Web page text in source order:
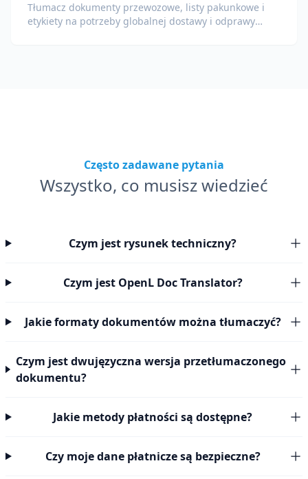
Tłumacz dokumenty przewozowe, listy pakunkowe i
etykiety na potrzeby globalnej dostawy i odprawy
Często zadawane pytania
Wszystko, co musisz wiedzieć
Czym jest rysunek techniczny?
Czym jest OpenL Doc Translator?
Jakie formaty dokumentów można tłumaczyć?
Czym jest dwujęzyczna wersja przetłumaczonego
dokumentu?
Jakie metody płatności są dostępne?
Czy moje dane płatnicze są bezpieczne?